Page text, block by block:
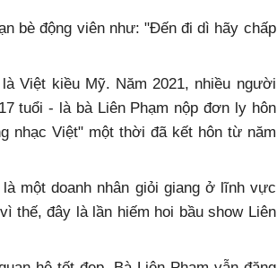
bè động viên như: "Đến đi dì hãy chấp
Việt kiều Mỹ. Năm 2021, nhiều người
tuổi - là bà Liên Phạm nộp đơn ly hôn
nhạc Việt" một thời đã kết hôn từ năm
một doanh nhân giỏi giang ở lĩnh vực
thế, đây là lần hiếm hoi bầu show Liên